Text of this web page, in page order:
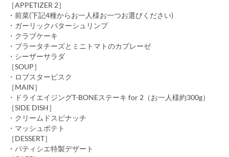
［APPETIZER 2］
・前菜(下記4種からお一人様お一つお選びください)
・ガーリックバターシュリンプ
・クラブケーキ
・ブラータチーズとミニトマトのカプレーゼ
・シーザーサラダ
［SOUP］
・ロブスタービスク
［MAIN］
・ドライエイジングT-BONEステーキ for 2（お一人様約300g）
［SIDE DISH］
・クリームドスピナッチ
・マッシュポテト
［DESSERT］
・パティシエ特製デザート